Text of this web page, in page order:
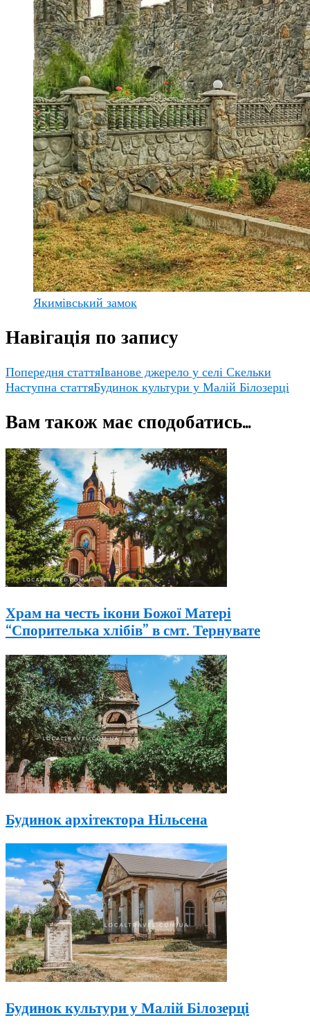
Якимівський замок
Навігація по запису
Попередня статтяІванове джерело у селі Скельки
Наступна статтяБудинок культури у Малій Білозерці
Вам також має сподобатись...
Храм на честь ікони Божої Матері
“Спорителька хлібів” в смт. Тернувате
Будинок архітектора Нільсена
Будинок культури у Малій Білозерці